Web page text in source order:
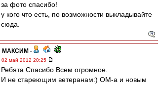
за фото спасибо!
у кого что есть, по возможности выкладывайте
сюда.
МАКСИМ -
02 май 2012 20:25
Ребята Спасибо Всем огромное.
И не стареющим ветеранам:) ОМ-а и новым